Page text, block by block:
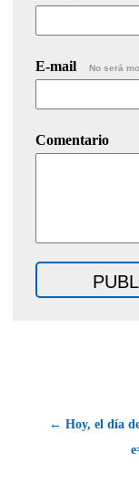
E-mail No será
Comentario
← Hoy, el día